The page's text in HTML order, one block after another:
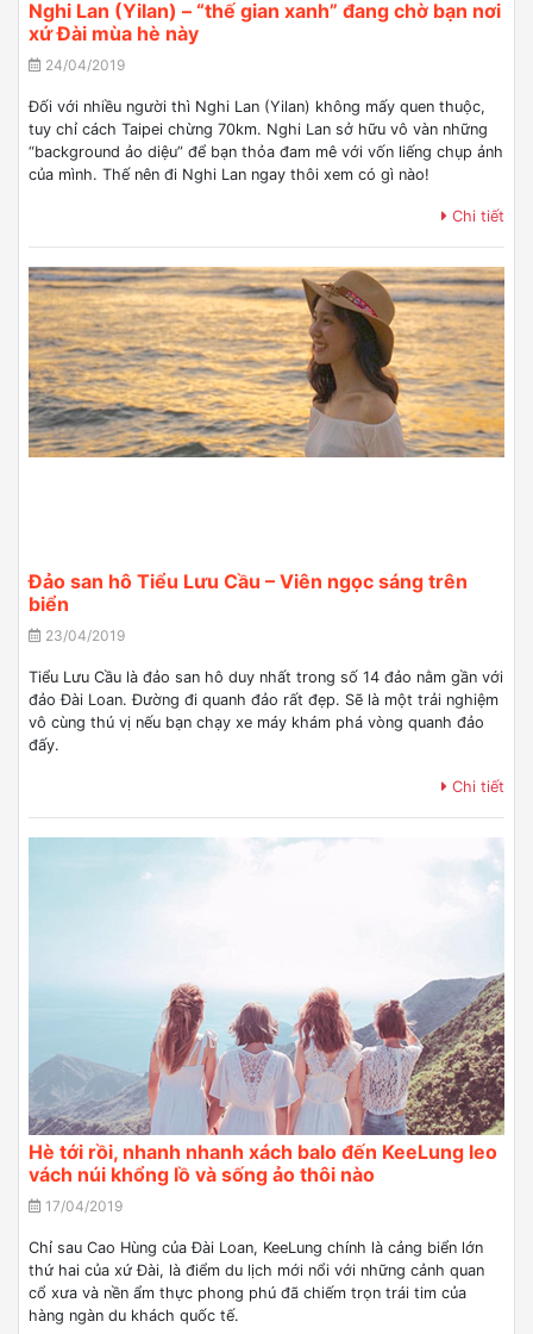
Nghi Lan (Yilan) – “thế gian xanh” đang chờ bạn nơi
xứ Đài mùa hè này
24/04/2019
Đối với nhiều người thì Nghi Lan (Yilan) không mấy quen thuộc,
tuy chỉ cách Taipei chừng 70km. Nghi Lan sở hữu vô vàn những
“background ảo diệu” để bạn thỏa đam mê với vốn liếng chụp ảnh
của mình. Thế nên đi Nghi Lan ngay thôi xem có gì nào!
Chi tiết
Đảo san hô Tiểu Lưu Cầu – Viên ngọc sáng trên
biển
23/04/2019
Tiểu Lưu Cầu là đảo san hô duy nhất trong số 14 đảo nằm gần với
đảo Đài Loan. Đường đi quanh đảo rất đẹp. Sẽ là một trải nghiệm
vô cùng thú vị nếu bạn chạy xe máy khám phá vòng quanh đảo
đấy.
Chi tiết
Hè tới rồi, nhanh nhanh xách balo đến KeeLung leo
vách núi khổng lồ và sống ảo thôi nào
17/04/2019
Chỉ sau Cao Hùng của Đài Loan, KeeLung chính là cảng biển lớn
thứ hai của xứ Đài, là điểm du lịch mới nổi với những cảnh quan
cổ xưa và nền ẩm thực phong phú đã chiếm trọn trái tim của
hàng ngàn du khách quốc tế.